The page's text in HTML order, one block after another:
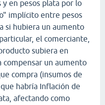
en pesos plata por lo
implícito entre pesos
si hubiera un aumento
el comerciante,
subiera en
compensar un aumento
compra (insumos de
habría Inflación de
afectando como